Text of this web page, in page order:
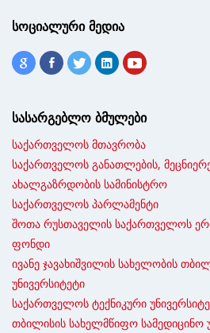
სოციალური მედია
სასარგებლო ბმულები
საქართველოს მთავრობა
საქართველოს განათლების,
ახალგაზრდობის სამინისტრო
საქართველოს პარლამენტი
შოთა რუსთაველის საქართველოს
ფონდი
ივანე ჯავახიშვილის სახელობის
უნივერსიტეტი
საქართველოს ტექნიკური
თბილისის სახელმწიფო სამედიცინო